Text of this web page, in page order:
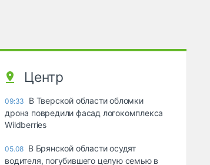
Центр
09:33
В Тверской области обломки
дрона повредили фасад логокомплекса
Wildberries
05.08 В Брянской области осудят
водителя, погубившего целую семью в